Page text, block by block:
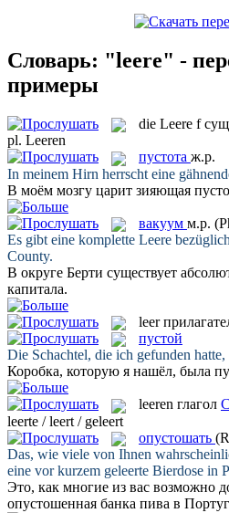
Словарь: "leere" -
примеры
die Leere f
pl. Leeren
пустота ж.р.
In meinem Hirn herrscht eine
В моём мозгу царит зияющая
вакуум м.р.
Es gibt eine komplette Leere
County.
В округе Берти существует
капитала.
leer
пустой
Die Schachtel, die ich gefunden
Коробка, которую я нашёл, была
leeren глагол
leerte / leert / geleert
опустошать
Das, wie viele von Ihnen
eine vor kurzem geleerte Bierdose in
Это, как многие из вас возможно
опустошенная банка пива в